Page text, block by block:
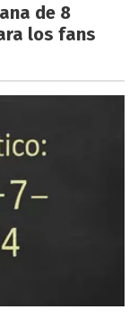
de 8
los fans